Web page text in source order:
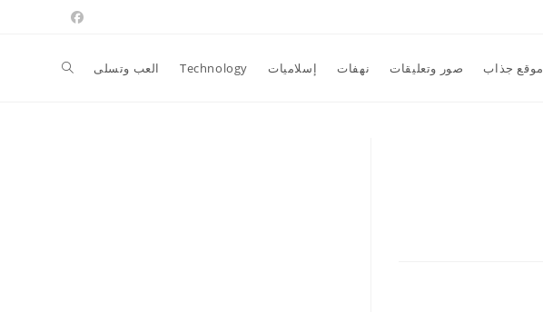
موقع جذاب صور وتعليقات نهفات إسلاميات Technology العب وتسلى Toggle